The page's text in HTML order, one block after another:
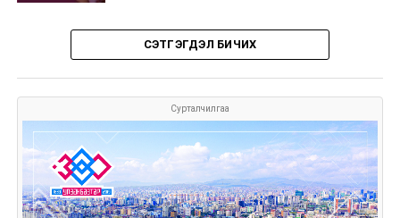
СЭТГЭГДЭЛ БИЧИХ
Сурталчилгаа